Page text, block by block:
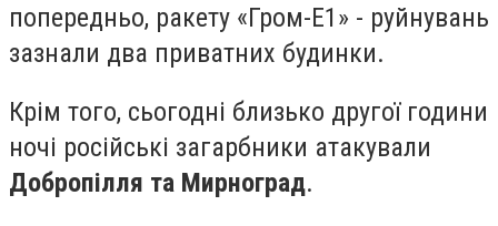
попередньо, ракету «Гром-Е1» - руйнувань
зазнали два приватних будинки.
Крім того, сьогодні близько другої години
ночі російські загарбники атакували
Добропілля та Мирноград.